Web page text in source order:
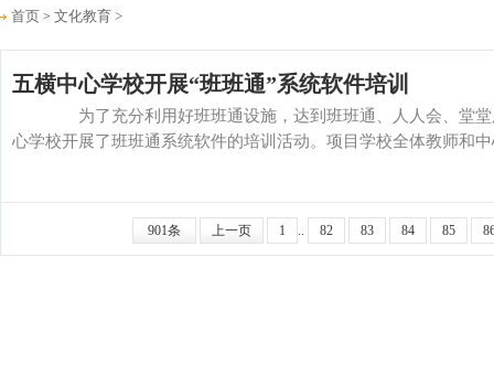
首页 > 文化教育 >
五横中心学校开展“班班通”系统软件培训
为了充分利用好班班通设施，达到班班通、人人会、堂堂
心学校开展了班班通系统软件的培训活动。项目学校全体教师
901条 上一页 1 .. 82 83 84 85